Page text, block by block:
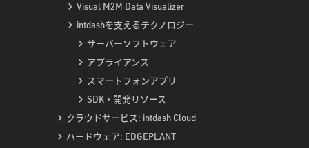
Visual M2M Data Visualizer
intdashを支えるテクノロジー
サーバーソフトウェア
アプライアンス
スマートフォンアプリ
SDK・開発リソース
クラウドサービス: intdash Cloud
ハードウェア: EDGEPLANT